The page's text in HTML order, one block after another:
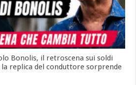
Bonolis, il retroscena sui soldi
replica del conduttore sorprende